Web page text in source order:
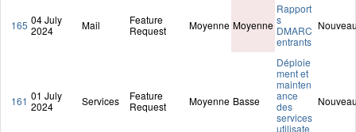
165 04 July
2024
Mail
Feature
Request
Moyenne Moyenne
Rapport
s
DMARC
entrants
161 01 July
2024
Services
Feature
Request
Moyenne Basse
Déploie
ment et
mainten
ance
des
services
utilisate